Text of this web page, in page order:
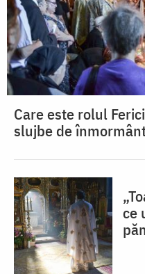
Care este rolul
slujbe de
ce